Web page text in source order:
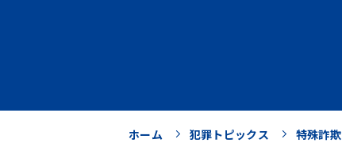
ホーム 犯罪トピックス 特殊詐欺